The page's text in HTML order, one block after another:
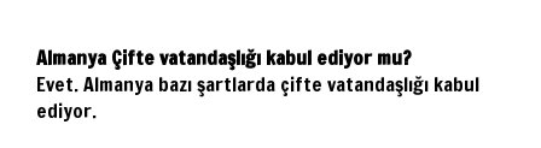
Almanya Çifte vatandaşlığı kabul ediyor mu?
Evet. Almanya bazı şartlarda çifte vatandaşlığı kabul
ediyor.